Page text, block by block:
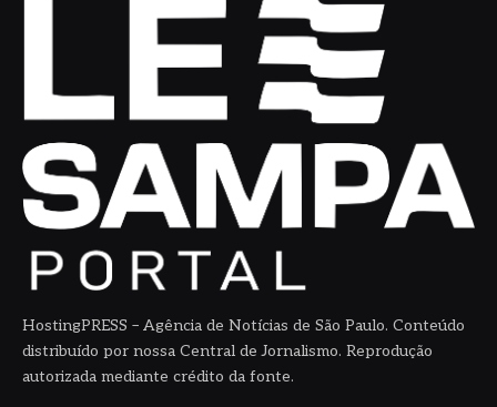
HostingPRESS – Agência de Notícias de São Paulo. Conteúdo
distribuído por nossa Central de Jornalismo. Reprodução
autorizada mediante crédito da fonte.